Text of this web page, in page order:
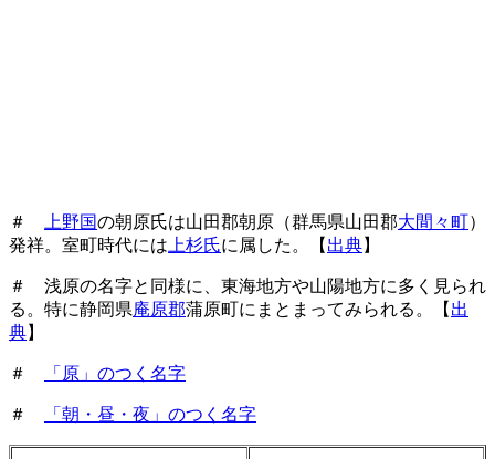
＃ 上野国の朝原氏は山田郡朝原（群馬県山田郡大間々町）
発祥。室町時代には 上杉氏に属した。【 出典】
＃ 浅原の名字と同様に、東海地方や山陽地方に多く見られ
る。特に静岡県庵原郡蒲原町にまとまってみられる。【 出
典】
＃ 「原」のつく名字
＃ 「朝・昼・夜」のつく名字